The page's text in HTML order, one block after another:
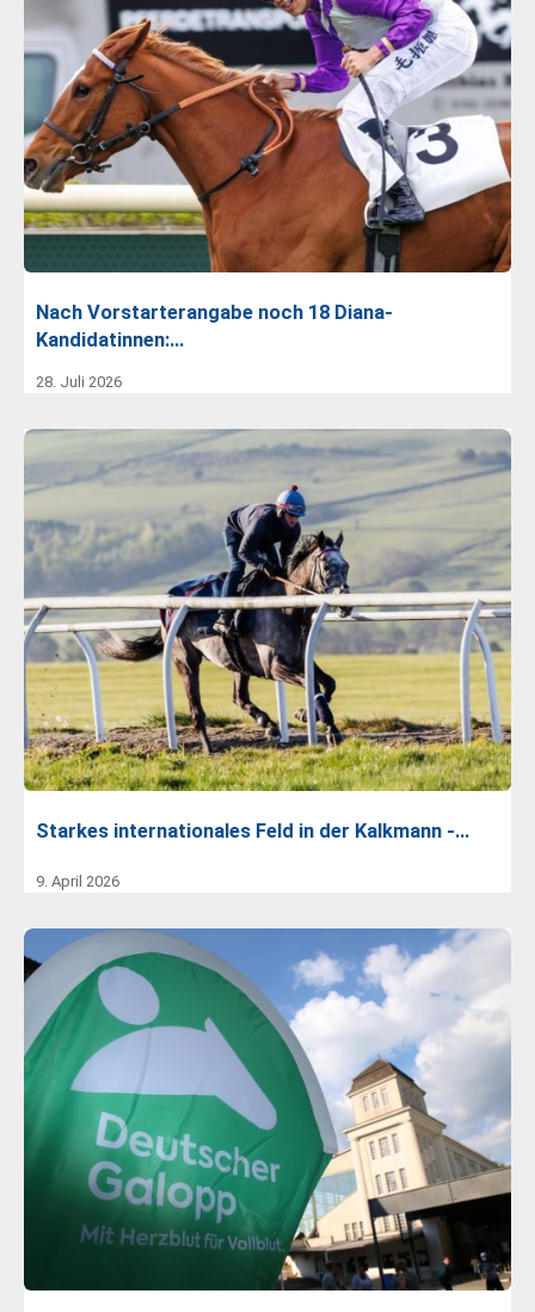
Nach Vorstarterangabe noch 18 Diana-
Kandidatinnen:…
28. Juli 2026
Starkes internationales Feld in der Kalkmann -…
9. April 2026